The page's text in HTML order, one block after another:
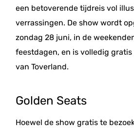
een betoverende tijdreis vol
verrassingen. De show wordt
zondag 28 juni, in de
feestdagen, en is volledig gratis
van Toverland.
Golden Seats
Hoewel de show gratis te